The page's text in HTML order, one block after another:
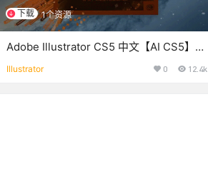
下载 1个资源
Adobe Illustrator CS5 中文【AI CS5】破
Illustrator 0 12.4k